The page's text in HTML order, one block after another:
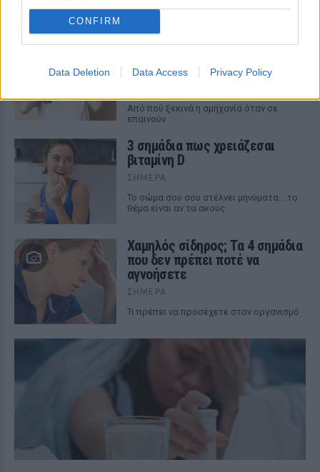
CONFIRM
Data Deletion Data Access Privacy Policy
ΣΤΗΝ ΙΔΙΑ ΚΑΤΗΓΟΡΙΑ
Γιατί τα κομπλιμέντα σε
τι λέει η ψυχολογία)
Από πού ξεκινά η αμηχανία όταν σε
επαινούν
3 σημάδια πως χρειάζεσαι
βιταμίνη D
ΣΉΜΕΡΑ
Το σώμα σου σου στέλνει μηνύματα… το
θέμα είναι αν τα ακούς
Χαμηλός σίδηρος; Τα 4 σημάδια
που δεν πρέπει ποτέ να
αγνοήσετε
ΣΉΜΕΡΑ
Τι πρέπει να προσέχετε στον οργανισμό